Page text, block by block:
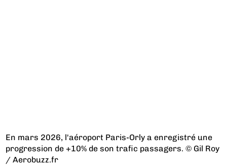
En mars 2026, l'aéroport Paris-Orly a enregistré une
progression de +10% de son trafic passagers. © Gil Roy
/ Aerobuzz.fr